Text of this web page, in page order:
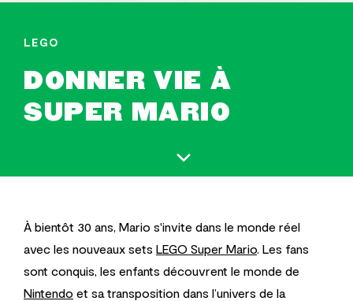
LEGO
DONNER VIE À
SUPER MARIO
À bientôt 30 ans, Mario s'invite dans le monde réel
avec les nouveaux sets LEGO Super Mario. Les fans
sont conquis, les enfants découvrent le monde de
Nintendo et sa transposition dans l’univers de la